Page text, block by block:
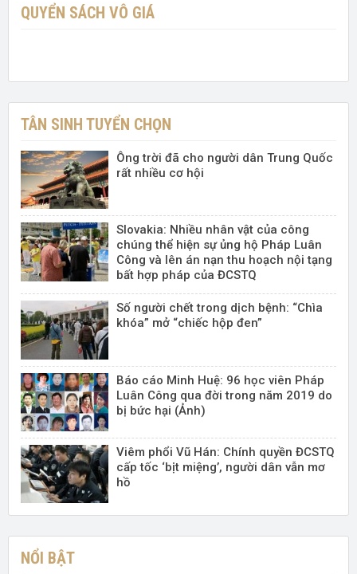
QUYỂN SÁCH VÔ GIÁ
TÂN SINH TUYỂN CHỌN
Ông trời đã cho người dân Trung Quốc
rất nhiều cơ hội
Slovakia: Nhiều nhân vật của công
chúng thể hiện sự ủng hộ Pháp Luân
Công và lên án nạn thu hoạch nội tạng
bất hợp pháp của ĐCSTQ
Số người chết trong dịch bệnh: “Chìa
khóa” mở “chiếc hộp đen”
Báo cáo Minh Huệ: 96 học viên Pháp
Luân Công qua đời trong năm 2019 do
bị bức hại (Ảnh)
Viêm phổi Vũ Hán: Chính quyền ĐCSTQ
cấp tốc ‘bịt miệng’, người dân vẫn mơ
hồ
NỔI BẬT